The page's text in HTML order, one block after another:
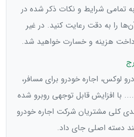
تمامی شرایط و نکات ذکر شده در
را به دقت رعایت کنید. در غیر
هزینه و خسارت خواهید شد.
لوکس، اجاره خودرو برای مسافر،
با افزایش قابل توجهی روبرو شده
کلی مشتریان شرکت اجاره خودرو
دسته اصلی جای داد.